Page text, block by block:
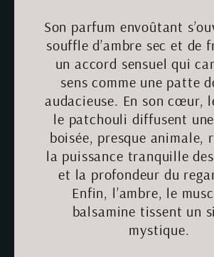
Son parfum envoûtant
souffle d’ambre sec et de
un accord sensuel qui
sens comme une patte
audacieuse. En son cœur,
le patchouli diffusent
boisée, presque animale,
la puissance tranquille
et la profondeur du
Enfin, l’ambre, le
balsamine tissent un
mystique.